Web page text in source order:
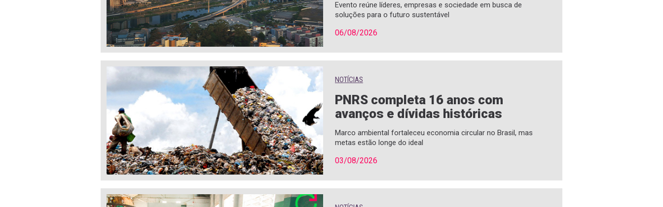
Evento reúne líderes, empresas e sociedade em busca de
soluções para o futuro sustentável
06/08/2026
NOTÍCIAS
PNRS completa 16 anos com
avanços e dívidas históricas
Marco ambiental fortaleceu economia circular no Brasil, mas
metas estão longe do ideal
03/08/2026